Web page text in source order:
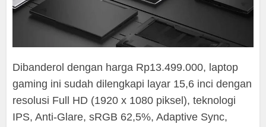
Dibanderol dengan harga Rp13.499.000, laptop
gaming ini sudah dilengkapi layar 15,6 inci dengan
resolusi Full HD (1920 x 1080 piksel), teknologi
IPS, Anti-Glare, sRGB 62,5%, Adaptive Sync,